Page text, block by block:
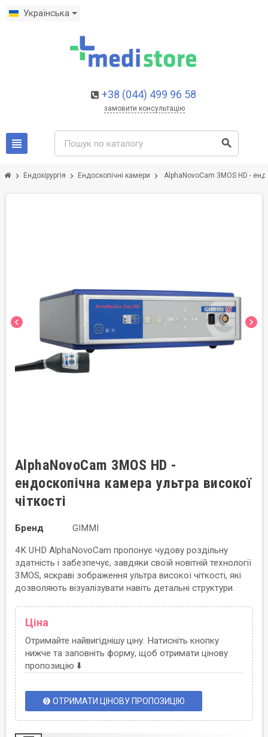
Українська
+38 (044) 499 96 58
замовити консультацію
view_headline search
chevron_right Ендохірургія chevron_right Ендоскопічні камери chevron_right AlphaNovoCam 3MOS HD -
chevron_left chevron_right
AlphaNovoCam 3MOS HD -
ендоскопічна камера ультра високої
чіткості
Бренд GIMMI
4K UHD AlphaNovoCam пропонує чудову роздільну
здатність і забезпечує, завдяки своїй новітній технології
3MOS, яскраві зображення ультра високої чіткості, які
дозволяють візуалізувати навіть детальні структури.
Ціна
Отримайте найвигіднішу ціну. Натисніть кнопку
нижче та заповніть форму, щоб отримати цінову
пропозицію ⬇️
monetization_on ОТРИМАТИ ЦІНОВУ ПРОПОЗИЦІЮ